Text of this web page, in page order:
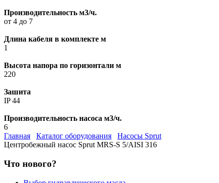
Производительность м3/ч.
от 4 до 7
Длина кабеля в комплекте м
1
Высота напора по горизонтали м
220
Зашита
IP 44
Производительность насоса м3/ч.
6
Главная
Каталог оборудования
Насосы Sprut
Центробежный насос Sprut MRS-S 5/AISI 316
Что нового?